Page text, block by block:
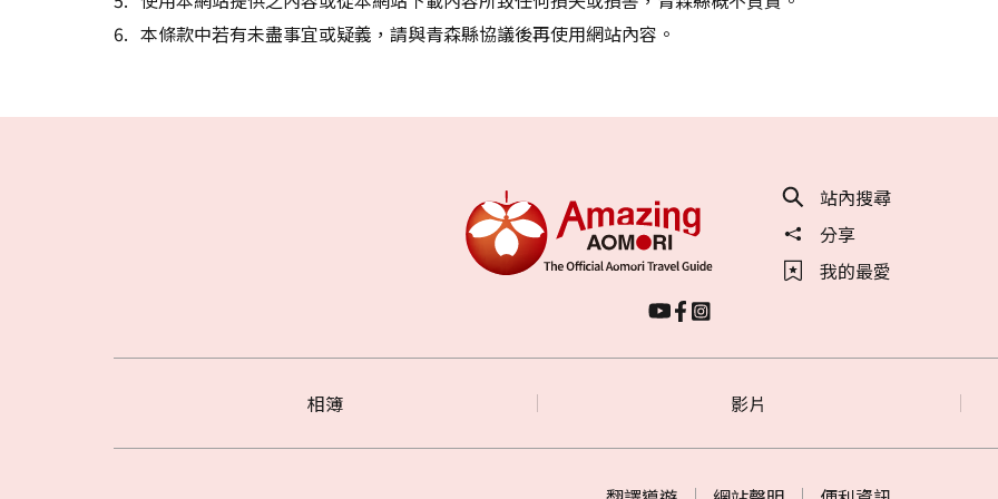
本條款中若有未盡事宜或疑義，請與青森縣協議後再使用網站內容。
站內搜尋
分享
我的最愛
相簿 影片